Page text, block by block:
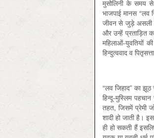
मुसोलिनी के समय से
भाजपाई मानस
जीवन से जुड़े असली
और उन्हें प्रताड़ित
महिलाओं-युवतियों
हिन्दुत्ववाद व
“लव जिहाद” का झूठ
हिन्दू-मुस्लिम
तहत, जिसमें प्रेमी
शादी हो जाती है।
ही हो सकती हैं